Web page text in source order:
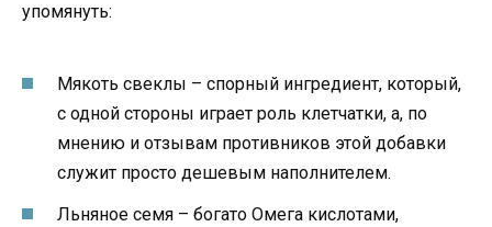
упомянуть:
Мякоть свеклы – спорный ингредиент, который,
с одной стороны играет роль клетчатки, а, по
мнению и отзывам противников этой добавки
служит просто дешевым наполнителем.
Льняное семя – богато Омега кислотами,